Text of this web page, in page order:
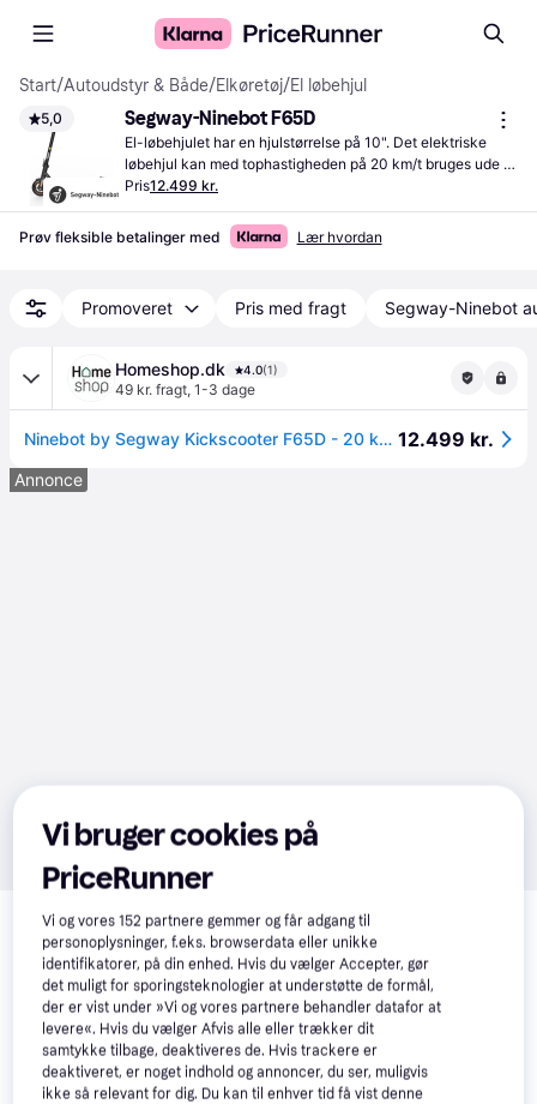
Start/Autoudstyr & Både/Elkøretøj/El løbehjul
5,0 Segway-Ninebot F65D
El-løbehjulet har en hjulstørrelse på 10". Det elektriske
løbehjul kan med tophastigheden på 20 km/t bruges ude i
trafikken.
Pris12.499 kr.
Prøv fleksible betalinger med Lær hvordan
Promoveret Pris med fragt Segway-Ninebot
Homeshop.dk 4.0(1)
49 kr. fragt, 1-3 dage
Ninebot by Segway Kickscooter F65D - 20 km/t ✓ På lager - klar til levering og afhentning 12.499 kr.
Annonce
Relaterede produkter
Se vores forslag til andre produkter, der matcher dine
interesser. Vis alle
-840 kr.
Vi bruger cookies på
PriceRunner
Vi og vores152 partnere gemmer og får adgang til
personoplysninger, f.eks. browserdata eller unikke
identifikatorer, på din enhed. Hvis du vælger Accepter, gør
det muligt for sporingsteknologier at understøtte de formål,
der er vist under »Vi og vores partnere behandler datafor at
levere«. Hvis du vælger Afvis alle eller trækker dit
samtykke tilbage, deaktiveres de. Hvis trackere er
deaktiveret, er noget indhold og annoncer, du ser, muligvis
ikke så relevant for dig. Du kan til enhver tid få vist denne